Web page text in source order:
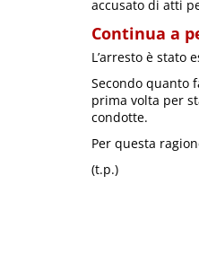
accusato di atti
Continua a
L’arresto è stato
Secondo quanto
prima volta per
condotte.
Per questa
(t.p.)